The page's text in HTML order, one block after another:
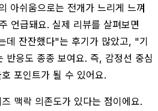
아쉬움으로는 전개가 느리게 느껴
언급돼요. 실제 리뷰를 살펴보면
데 잔잔했다"는 후기가 많았고, "기
반응도 종종 보여요. 즉, 감정선 중심
포인트가 될 수 있어요.
맥락 의존도가 있다는 점이에요.